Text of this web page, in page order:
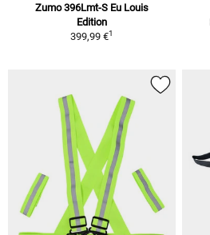
Zumo 396Lmt-S Eu Louis
Edition
399,99 €1